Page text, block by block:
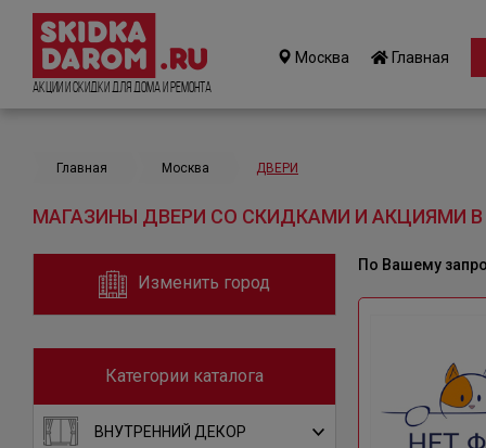
Акции и Скидки для дома и ремонта
Москва Главная
Главная Москва ДВЕРИ
МАГАЗИНЫ ДВЕРИ СО СКИДКАМИ И АКЦИЯМИ
Изменить город
Категории каталога
ВНУТРЕННИЙ ДЕКОР
По Вашему